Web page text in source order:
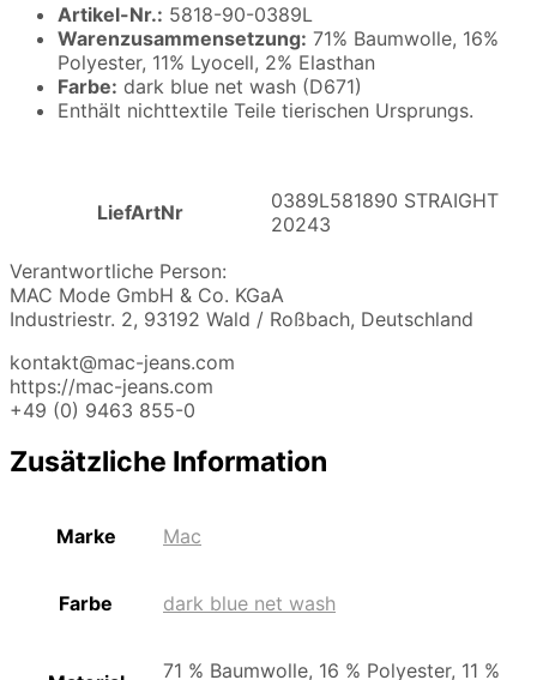
Artikel-Nr.: 5818-90-0389L
Warenzusammensetzung: 71% Baumwolle, 16%
Polyester, 11% Lyocell, 2% Elasthan
Farbe: dark blue net wash (D671)
Enthält nichttextile Teile tierischen Ursprungs.
LiefArtNr
0389L581890 STRAIGHT
20243
Verantwortliche Person:
MAC Mode GmbH & Co. KGaA
Industriestr. 2, 93192 Wald / Roßbach, Deutschland
kontakt@mac-jeans.com
https://mac-jeans.com
+49 (0) 9463 855-0
Zusätzliche Information
Marke Mac
Farbe dark blue net wash
71 % Baumwolle, 16 % Polyester, 11 %